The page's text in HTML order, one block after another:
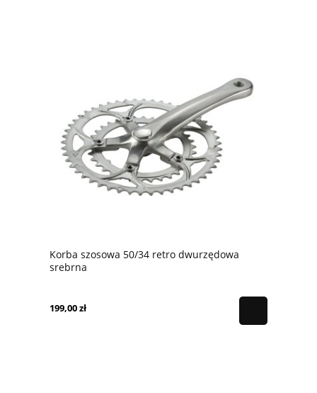
Korba szosowa 50/34 retro dwurzędowa
srebrna
199,00 zł